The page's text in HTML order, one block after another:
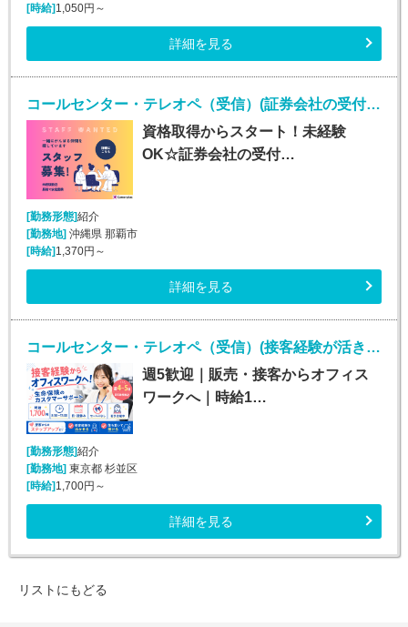
[時給]1,050円～
詳細を見る
コールセンター・テレオペ（受信）(証券会社の受付・事務スタッフ/6月9日入社)
資格取得からスタート！未経験
OK☆証券会社の受付…
[勤務形態]紹介
[勤務地] 沖縄県 那覇市
[時給] 1,370円～
詳細を見る
コールセンター・テレオペ（受信）(接客経験が活きる金融系カスタマーサポート)
週5歓迎｜販売・接客からオフィス
ワークへ｜時給1…
[勤務形態]紹介
[勤務地] 東京都 杉並区
[時給] 1,700円～
詳細を見る
リストにもどる